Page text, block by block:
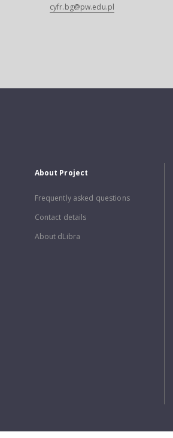
cyfr.bg@pw.edu.pl
About Project
Frequently asked questions
Contact details
About dLibra